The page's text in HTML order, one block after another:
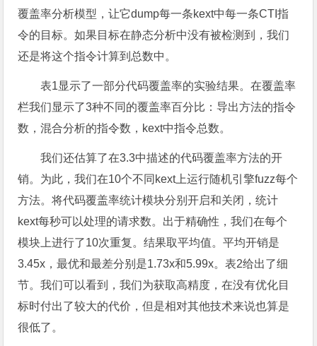
覆盖率分析模型，让它dump每一条kext中每一条CTI指
令的目标。如果目标在静态分析中没有被检测到，我们
还是将这个指令计算到总数中。
表1显示了一部分代码覆盖率的实验结果。在覆盖率
栏我们显示了3种不同的覆盖率百分比：导出方法的指令
数，混合分析的指令数，kext中指令总数。
我们还估算了在3.3中描述的代码覆盖率方法的开
销。为此，我们在10个不同kext上运行随机引擎fuzz每个
方法。将代码覆盖率统计模块分别开启和关闭，统计
kext每秒可以处理的请求数。出于精确性，我们在每个
模块上进行了10次重复。结果取平均值。平均开销是
3.45x，最优和最差分别是1.73x和5.99x。表2给出了细
节。我们可以看到，我们为获取高精度，在没有优化目
标时付出了较大的代价，但是相对其他技术来说也算是
很低了。